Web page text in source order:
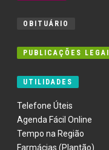
OBITUÁRIO
PUBLICAÇÕES
UTILIDADES
Telefone Úteis
Agenda Fácil Online
Tempo na Região
Farmácias (Plantão)